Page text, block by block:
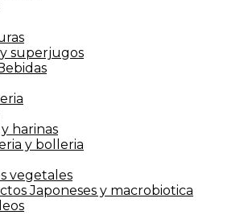
superjugos
harinas
y bolleria
vegetales
Japoneses y macrobiotica